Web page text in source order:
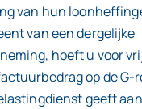
van hun
van een dergelijke
hoeft u voor
op de G-
geeft